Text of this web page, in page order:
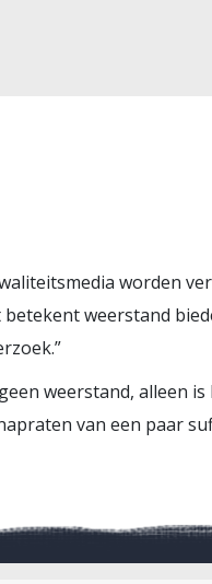
worden
weerstand
weerstand, alleen
van een paar